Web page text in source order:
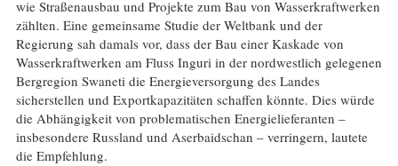
wie Straßenausbau und Projekte zum Bau von Wasserkraftwerken
zählten. Eine gemeinsame Studie der Weltbank und der
Regierung sah damals vor, dass der Bau einer Kaskade von
Wasserkraftwerken am Fluss Inguri in der nordwestlich gelegenen
Bergregion Swaneti die Energieversorgung des Landes
sicherstellen und Exportkapazitäten schaffen könnte. Dies würde
die Abhängigkeit von problematischen Energielieferanten –
insbesondere Russland und Aserbaidschan – verringern, lautete
die Empfehlung.